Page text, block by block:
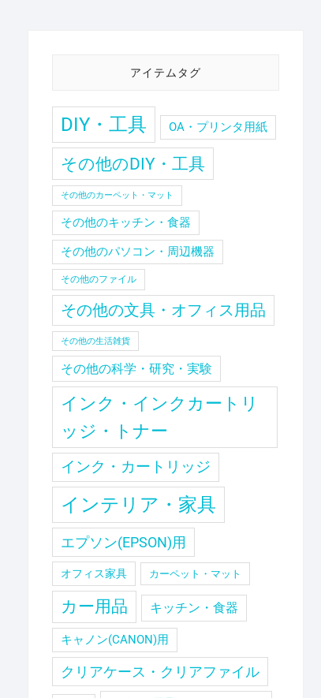
アイテムタグ
DIY・工具 OA・プリンタ用紙
その他のDIY・工具
その他のカーペット・マット
その他のキッチン・食器
その他のパソコン・周辺機器
その他のファイル
その他の文具・オフィス用品
その他の生活雑貨
その他の科学・研究・実験
インク・インクカートリ
ッジ・トナー
インク・カートリッジ
インテリア・家具
エプソン(EPSON)用
オフィス家具 カーペット・マット
カー用品 キッチン・食器
キャノン(CANON)用
クリアケース・クリアファイル